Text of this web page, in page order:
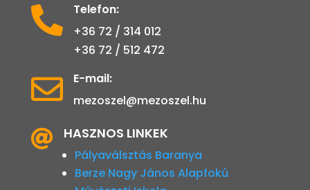

Telefon:
+36 72 / 314 012
+36 72 / 512 472

E-mail:
mezoszel@mezoszel.hu
 HASZNOS LINKEK
Pályaválsztás Baranya
Berze Nagy János Alapfokú